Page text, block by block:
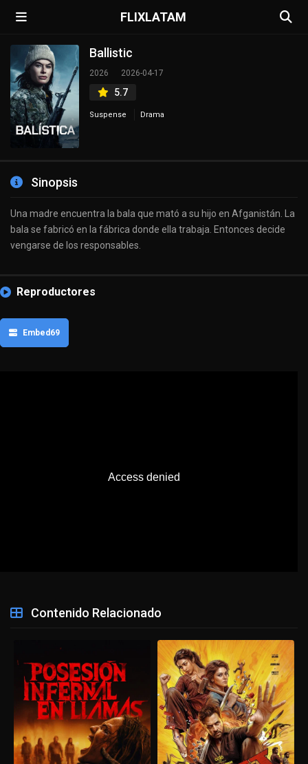
FLIXLATAM
Ballistic
2026 2026-04-17
5.7
Suspense Drama
Sinopsis
Una madre encuentra la bala que mató a su hijo en Afganistán. La
bala se fabricó en la fábrica donde ella trabaja. Entonces decide
vengarse de los responsables.
Reproductores
Embed69
Contenido Relacionado